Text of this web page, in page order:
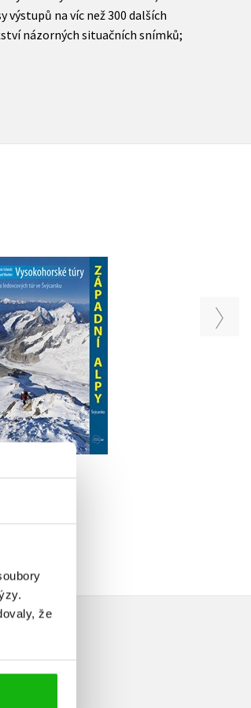
že
výstupů na víc než 300 dalších
názorných situačních snímků;
túry
Západní Alpy
Wolfgang Pusch
,
Edwin Schmitt
,
Ralf Gantzhorn
,
Michael Waeber
Edwin Schmitt